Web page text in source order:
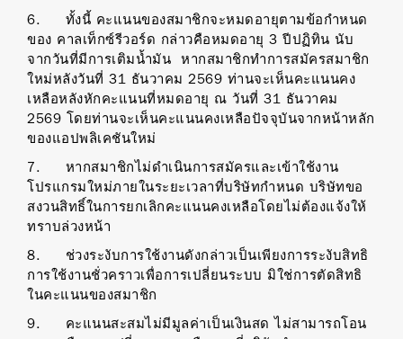
6. ทั้งนี้ คะแนนของสมาชิกจะหมดอายุตามข้อกำหนด
ของ คาลเท็กซ์รีวอร์ด กล่าวคือหมดอายุ 3 ปีปฏิทิน นับ
จากวันที่มีการเติมน้ำมัน หากสมาชิกทำการสมัครสมาชิก
ใหม่หลังวันที่ 31 ธันวาคม 2569 ท่านจะเห็นคะแนนคง
เหลือหลังหักคะแนนที่หมดอายุ ณ วันที่ 31 ธันวาคม
2569 โดยท่านจะเห็นคะแนนคงเหลือปัจจุบันจากหน้าหลัก
ของแอปพลิเคชันใหม่
7. หากสมาชิกไม่ดำเนินการสมัครและเข้าใช้งาน
โปรแกรมใหม่ภายในระยะเวลาที่บริษัทกำหนด บริษัทขอ
สงวนสิทธิ์ในการยกเลิกคะแนนคงเหลือโดยไม่ต้องแจ้งให้
ทราบล่วงหน้า
8. ช่วงระงับการใช้งานดังกล่าวเป็นเพียงการระงับสิทธิ
การใช้งานชั่วคราวเพื่อการเปลี่ยนระบบ มิใช่การตัดสิทธิ
ในคะแนนของสมาชิก
9. คะแนนสะสมไม่มีมูลค่าเป็นเงินสด ไม่สามารถโอน